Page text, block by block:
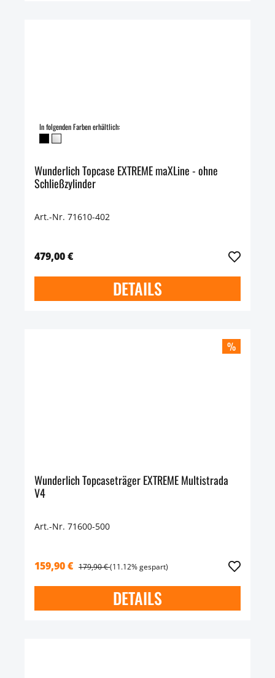
In folgenden Farben erhältlich:
Wunderlich Topcase EXTREME maXLine - ohne
Schließzylinder
Art.-Nr. 71610-402
479,00 €
DETAILS
%
Wunderlich Topcaseträger EXTREME Multistrada
V4
Art.-Nr. 71600-500
159,90 € 179,90 €(11.12% gespart)
DETAILS